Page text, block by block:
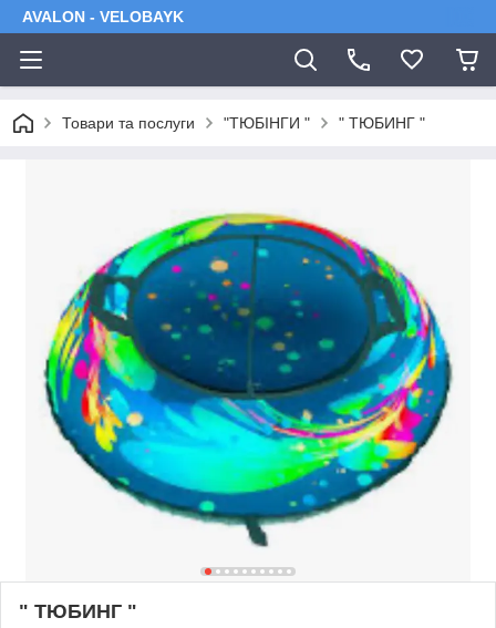
AVALON - VELOBAYK
Товари та послуги "ТЮБІНГИ " " ТЮБИНГ "
" ТЮБИНГ "